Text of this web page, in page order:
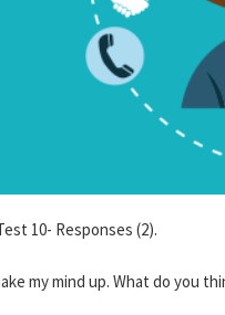
10- Responses (2).
my mind up. What do you